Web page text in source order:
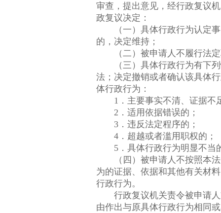
审查，提出意见，经行政复议
政复议决定：
（一）具体行政行为认定事
的，决定维持；
（二）被申请人不履行法定
（三）具体行政行为有下列
法；决定撤销或者确认该具体
体行政行为：
1．主要事实不清、证据不
2．适用依据错误的；
3．违反法定程序的；
4．超越或者滥用职权的；
5．具体行政行为明显不当
（四）被申请人不按照本法
为的证据、依据和其他有关材
行政行为。
行政复议机关责令被申请人
由作出与原具体行政行为相同